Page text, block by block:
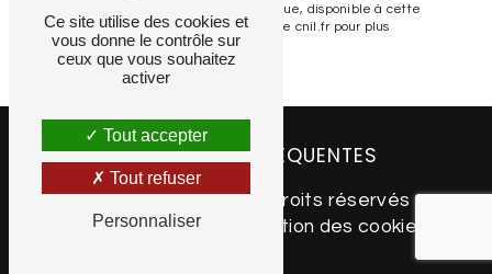
d'opposition au démarchage téléphonique, disponible à cette
adresse:Bloctel.gouv.fr. Consultez le site cnil.fr pour plus
d’informations sur vos droits.
RECHERCHES FRÉQUENTES
©Vistalid- 2026 - Tous droits réservés -
Mentions légales
Gestion des cookies
Ce site utilise des cookies et
vous donne le contrôle sur
ceux que vous souhaitez
activer
Tout accepter
Tout refuser
Personnaliser